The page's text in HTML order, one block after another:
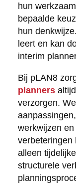
hun
bepaalde
hun
leert en kan
interim
Bij pLAN8
plannersaltijd
verzorgen.
werkwijzen
verbeteringen
alleen
structurele